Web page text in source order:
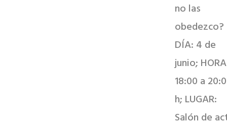
no las
obedezco?
DÍA: 4 de
junio;
18:00 a
h; LUGAR:
Salón de